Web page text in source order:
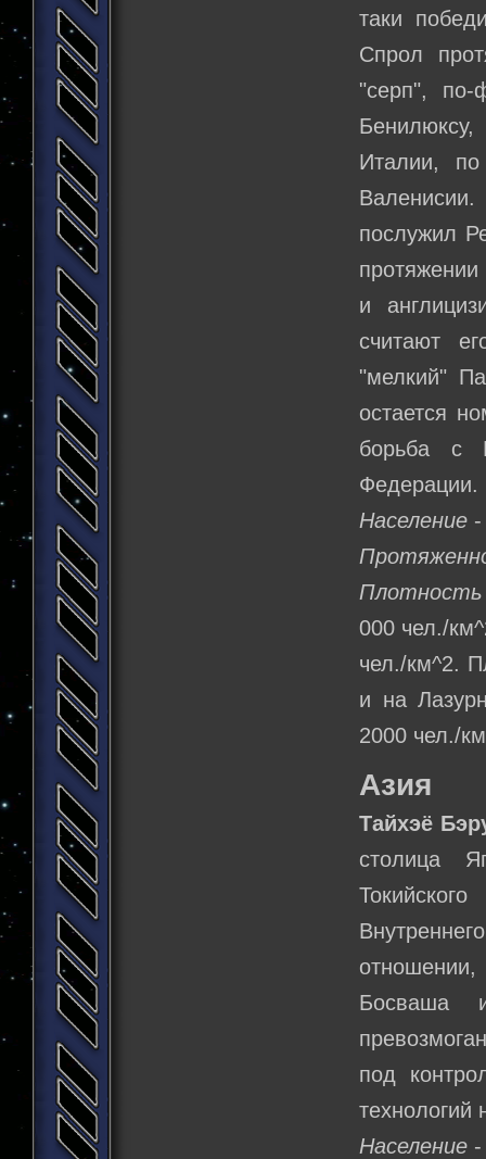
таки
Спрол
"серп", по-
Италии,
послужил
и
считают
"мелкий"
остается
борьба с
Федерации.
Население
Плотность
000 чел./
чел./км^2.
и на
2000 чел./
Азия
Тайхэё
столица
Босваша
под
технологий
Население